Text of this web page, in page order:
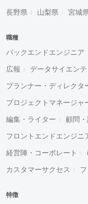
長野県 山梨県 宮城
職種
バックエンドエンジニア
広報 データサイエンテ
プランナー・ディレクタ
プロジェクトマネージャ
編集・ライター 顧問
フロントエンドエンジニ
経営陣・コーポレート
カスタマーサクセス
特徴